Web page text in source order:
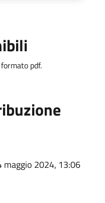
pdf.
maggio 2024, 13:06